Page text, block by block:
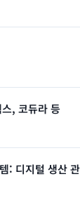
, 코듀라 등
: 디지털 생산